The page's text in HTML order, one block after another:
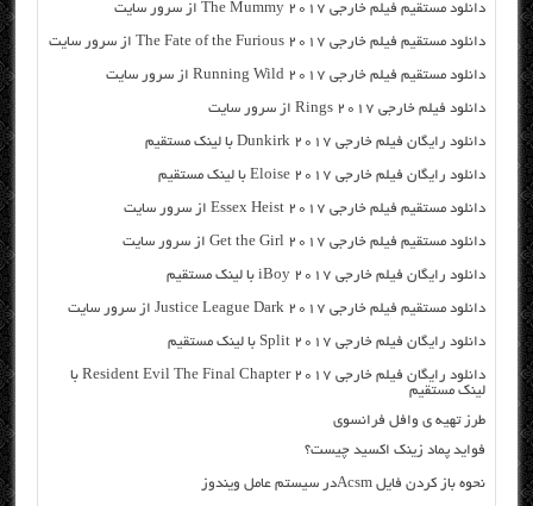
دانلود مستقیم فیلم خارجی The Mummy 2017 از سرور سایت
دانلود مستقیم فیلم خارجی The Fate of the Furious 2017 از سرور سایت
دانلود مستقیم فیلم خارجی Running Wild 2017 از سرور سایت
دانلود فیلم خارجی Rings 2017 از سرور سایت
دانلود رایگان فیلم خارجی Dunkirk 2017 با لینک مستقیم
دانلود رایگان فیلم خارجی Eloise 2017 با لینک مستقیم
دانلود مستقیم فیلم خارجی Essex Heist 2017 از سرور سایت
دانلود مستقیم فیلم خارجی Get the Girl 2017 از سرور سایت
دانلود رایگان فیلم خارجی iBoy 2017 با لینک مستقیم
دانلود مستقیم فیلم خارجی Justice League Dark 2017 از سرور سایت
دانلود رایگان فیلم خارجی Split 2017 با لینک مستقیم
دانلود رایگان فیلم خارجی Resident Evil The Final Chapter 2017 با
لینک مستقیم
طرز تهیه ی وافل فرانسوی
فواید پماد زینک اکسید چیست؟
نحوه باز کردن فایل Acsmدر سیستم عامل ویندوز